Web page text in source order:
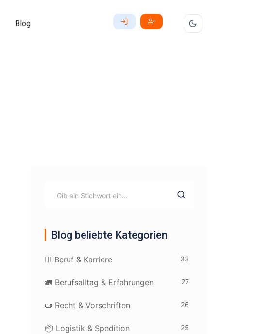
Blog
Blog beliebte Kategorien
👷‍♂️Beruf & Karriere 33
🚛 Berufsalltag & Erfahrungen 27
📜 Recht & Vorschriften 26
📦 Logistik & Spedition 25